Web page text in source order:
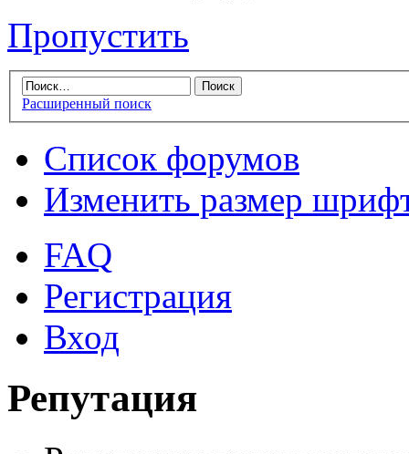
Пропустить
Расширенный поиск
Список форумов
Изменить размер
FAQ
Регистрация
Вход
Репутация